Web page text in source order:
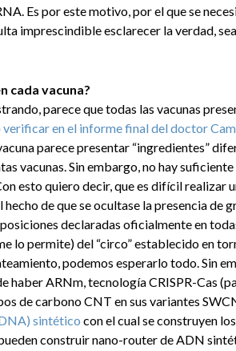
Es por este motivo, por el que se
imprescindible esclarecer la verdad,
cada vacuna?
parece que todas las vacunas
verificar en el informe final del doctor
parece presentar “ingredientes”
vacunas. Sin embargo, no hay suficiente
esto quiero decir, que es difícil realizar
de que se ocultase la presencia de
declaradas oficialmente en
lo permite) del “circo” establecido en
podemos esperarlo todo. Sin
haber ARNm, tecnología CRISPR-Cas
de carbono CNT en sus variantes
sintético con el cual se construyen los
construir nano-router de ADN